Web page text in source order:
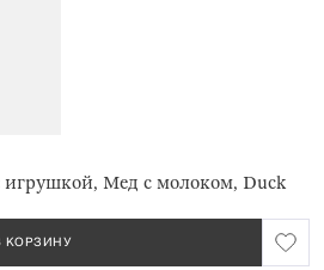
игрушкой, Мед с молоком, Duck
КОРЗИНУ